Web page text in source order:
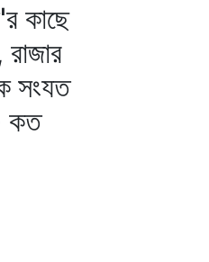
কাছে
সংযত
কত